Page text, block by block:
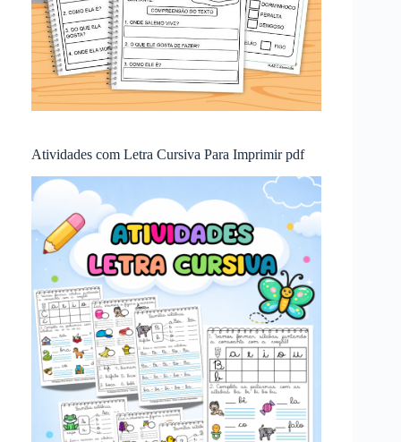
Atividades com Letra Cursiva Para Imprimir pdf